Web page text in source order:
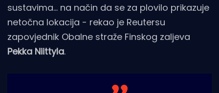
sustavima... na način da se za plovilo prikazuje
netočna lokacija - rekao je Reutersu
zapovjednik Obalne straže Finskog zaljeva
Pekka Niittyla.